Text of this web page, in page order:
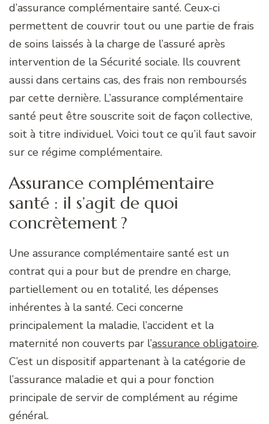
d’assurance complémentaire santé. Ceux-ci
permettent de couvrir tout ou une partie de frais
de soins laissés à la charge de l’assuré après
intervention de la Sécurité sociale. Ils couvrent
aussi dans certains cas, des frais non remboursés
par cette dernière. L’assurance complémentaire
santé peut être souscrite soit de façon collective,
soit à titre individuel. Voici tout ce qu’il faut savoir
sur ce régime complémentaire.
Assurance complémentaire
santé : il s’agit de quoi
concrètement ?
Une assurance complémentaire santé est un
contrat qui a pour but de prendre en charge,
partiellement ou en totalité, les dépenses
inhérentes à la santé. Ceci concerne
principalement la maladie, l’accident et la
maternité non couverts par l’assurance obligatoire.
C’est un dispositif appartenant à la catégorie de
l’assurance maladie et qui a pour fonction
principale de servir de complément au régime
général.